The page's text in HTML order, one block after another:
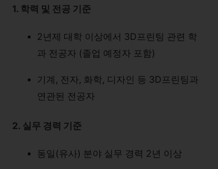
1. 학력 및 전공 기준
2년제 대학 이상에서 3D프린팅 관련 학
과 전공자 (졸업 예정자 포함)
기계, 전자, 화학, 디자인 등 3D프린팅과
연관된 전공자
2. 실무 경력 기준
동일(유사) 분야 실무 경력 2년 이상